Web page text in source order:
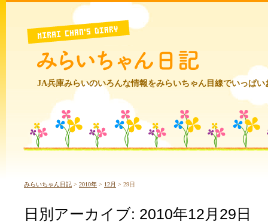
JA兵庫みらいのいろんな情報をみらいちゃん目線でいっぱい
みらいちゃん日記 > 2010年 > 12月 > 29日
日別アーカイブ: 2010年12月29日